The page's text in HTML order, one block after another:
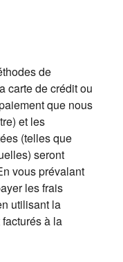
de
carte de crédit ou
que nous
et les
(telles que
seront
vous prévalant
les frais
utilisant la
à la